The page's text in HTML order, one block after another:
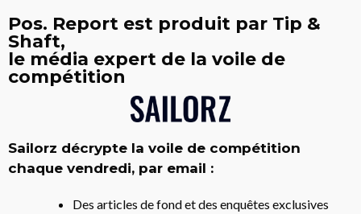
Pos. Report est produit par Tip &
Shaft,
le média expert de la voile de
compétition
Sailorz décrypte la voile de compétition
chaque vendredi, par email :
Des articles de fond et des enquêtes exclusives